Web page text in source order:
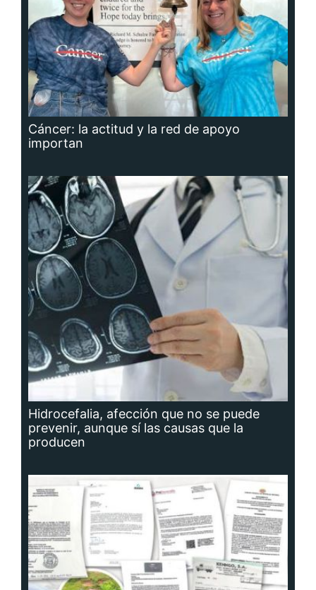
Cáncer: la actitud y la red de apoyo
importan
Hidrocefalia, afección que no se puede
prevenir, aunque sí las causas que la
producen